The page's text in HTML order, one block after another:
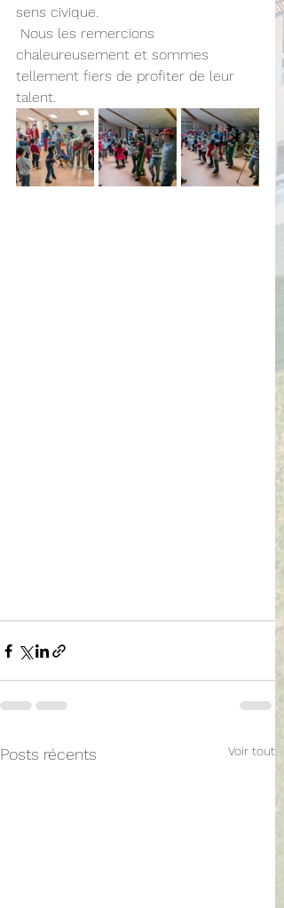
sens civique.
chaleureusement et sommes
tellement fiers de profiter de leur
talent.
Posts récents Voir tout